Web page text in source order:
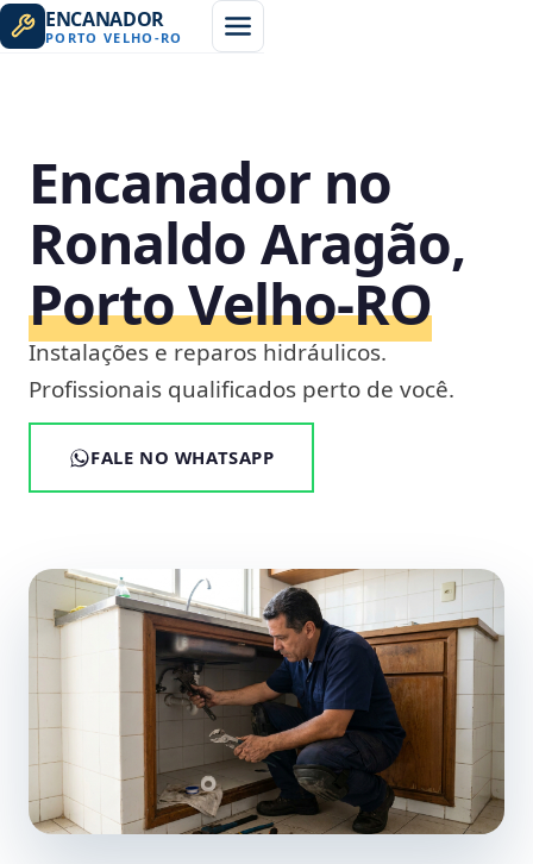
ENCANADOR
PORTO VELHO -RO
Encanador no
Ronaldo Aragão,
Porto Velho‑RO
Instalações e reparos hidráulicos.
Profissionais qualificados perto de você.
FALE NO WHATSAPP